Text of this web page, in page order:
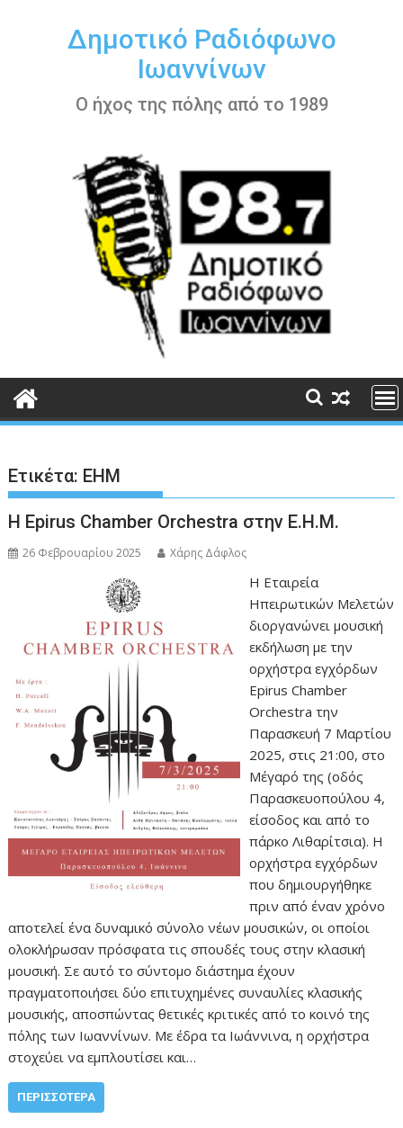
περιεχόμενοΔημοτικό Ραδιόφωνο
Ιωαννίνων
Ο ήχος της πόλης από το 1989
Ετικέτα: ΕΗΜ
H Epirus Chamber Orchestra στην Ε.Η.Μ.
26 Φεβρουαρίου 2025 Χάρης Δάφλος
Η Εταιρεία
Ηπειρωτικών Μελετών
διοργανώνει μουσική
εκδήλωση με την
ορχήστρα εγχόρδων
Epirus Chamber
Orchestra την
Παρασκευή 7 Μαρτίου
2025, στις 21:00, στο
Μέγαρό της (οδός
Παρασκευοπούλου 4,
είσοδος και από το
πάρκο Λιθαρίτσια). Η
ορχήστρα εγχόρδων
που δημιουργήθηκε
πριν από έναν χρόνο
αποτελεί ένα δυναμικό σύνολο νέων μουσικών, οι οποίοι
ολοκλήρωσαν πρόσφατα τις σπουδές τους στην κλασική
μουσική. Σε αυτό το σύντομο διάστημα έχουν
πραγματοποιήσει δύο επιτυχημένες συναυλίες κλασικής
μουσικής, αποσπώντας θετικές κριτικές από το κοινό της
πόλης των Ιωαννίνων. Με έδρα τα Ιωάννινα, η ορχήστρα
στοχεύει να εμπλουτίσει και…
ΠΕΡΙΣΣΌΤΕΡΑ